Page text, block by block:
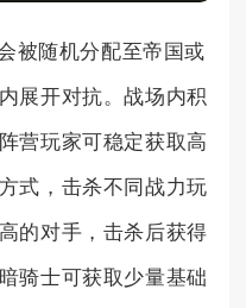
被随机分配至帝国或
展开对抗。战场内积
营玩家可稳定获取高
式，击杀不同战力玩
的对手，击杀后获得
骑士可获取少量基础